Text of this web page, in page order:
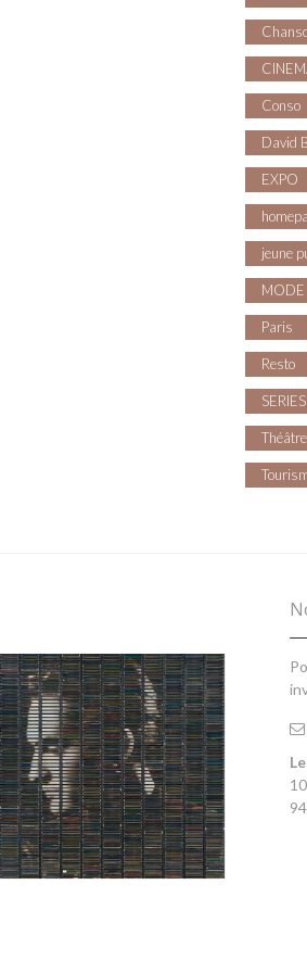
Conso
David
EXPO
jeune
MODE
Paris
Resto
SERIES